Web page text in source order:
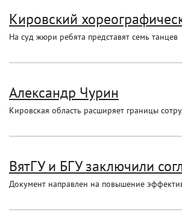
Кировский
На суд жюри ребята представят семь танцев
Александр Чурин
Кировская область расширяет границы
ВятГУ и БГУ заключили
Документ направлен на повышение